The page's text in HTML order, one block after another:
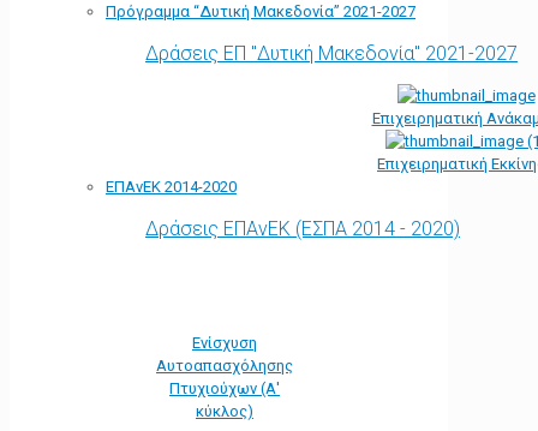
Πρόγραμμα “Δυτική Μακεδονία” 2021-2027
Δράσεις ΕΠ "Δυτική Μακεδονία" 2021-2027
Επιχειρηματική
Επιχειρηματική
ΕΠΑνΕΚ 2014-2020
Δράσεις ΕΠΑνΕΚ (ΕΣΠΑ 2014 - 2020)
Ενίσχυση
Αυτοαπασχόλησης
Πτυχιούχων (Α'
κύκλος)